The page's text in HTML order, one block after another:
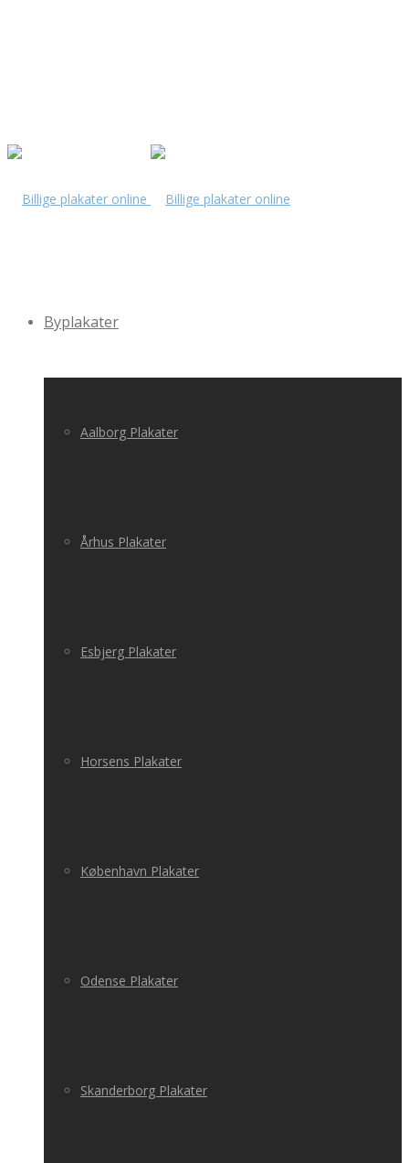
Byplakater
Aalborg Plakater
Århus Plakater
Esbjerg Plakater
Horsens Plakater
København Plakater
Odense Plakater
Skanderborg Plakater